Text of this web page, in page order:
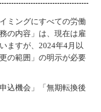
ミングにすべての労働
の内容」は、現在は雇
ますが、2024年4月以
の範囲」の明示が必要
込機会」「無期転換後